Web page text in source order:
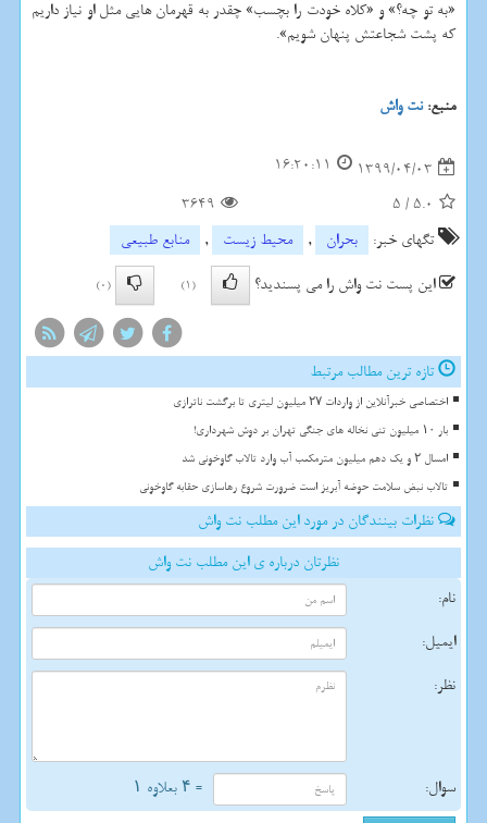
«به تو چه؟» و «کلاه خودت را بچسب» چقدر به قهرمان هایی مثل او نیاز داریم
که پشت شجاعتش پنهان شویم».
منبع:نت واش
1399/04/03
16:20:11
5.0
/
5
3649
تگهای خبر:
بحران , محیط زیست ,
منابع طبیعی
این پست نت واش را می پسندید؟
(1)
(0)
تازه ترین مطالب مرتبط
اختصاصی خبرآنلاین از واردات ۲۷ میلیون لیتری تا برگشت ناترازی
بار ۱۰ میلیون تنی نخاله های جنگی تهران بر دوش شهرداری!
امسال ۲ و یک دهم میلیون مترمکعب آب وارد تالاب گاوخونی شد
تالاب نبض سلامت حوضه آبریز است ضرورت شروع رهاسازی حقابه گاوخونی
نظرات بینندگان در مورد این مطلب نت واش
نظرتان درباره ی این مطلب نت واش
نام:
ایمیل:
نظر:
سوال: = ۴ بعلاوه ۱